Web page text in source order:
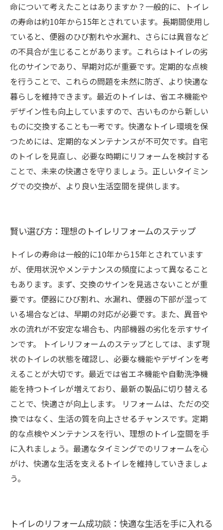
命について考えたことはありますか？一般的に、トイレ
の寿命は約10年から15年とされています。長期間使用し
ていると、便器のひび割れや水漏れ、さらには異音など
の不具合が生じることがあります。これらはトイレの劣
化のサインであり、早期対応が重要です。定期的な点検
を行うことで、これらの問題を未然に防ぎ、より快適な
暮らしを維持できます。最近のトイレは、省エネ機能や
デザイン性も向上していますので、古いものから新しい
ものに交換することも一考です。快適なトイレ環境を保
つためには、定期的なメンテナンスが不可欠です。自宅
のトイレを見直し、必要な時期にリフォームを検討する
ことで、未来の快適さを守りましょう。正しいタイミン
グでの交換が、より良い生活空間を提供します。
賢い選び方：理想のトイレリフォームのステップ
トイレの寿命は一般的に10年から15年とされています
が、使用状況やメンテナンスの頻度によって異なること
もあります。まず、交換のサインを見逃さないことが重
要です。便器にひび割れ、水漏れ、便器の下部が湿って
いる場合などは、早期の対応が必要です。また、異音や
水の流れが不安定な場合も、内部機器の劣化を示すサイ
ンです。 トイレリフォームのステップとしては、まず現
状のトイレの状態を確認し、必要な機能やデザインを考
えることが大切です。最近では省エネ機能や自動洗浄機
能を持つトイレが増えており、最新の製品に切り替える
ことで、快適さが向上します。 リフォームは、ただの交
換ではなく、生活の質を向上させるチャンスです。定期
的な点検やメンテナンスを行い、理想のトイレ空間を手
に入れましょう。最適なタイミングでのリフォームを心
がけ、快適な生活を支えるトイレを維持していきましょ
う。
トイレのリフォーム成功談：快適な生活を手に入れる